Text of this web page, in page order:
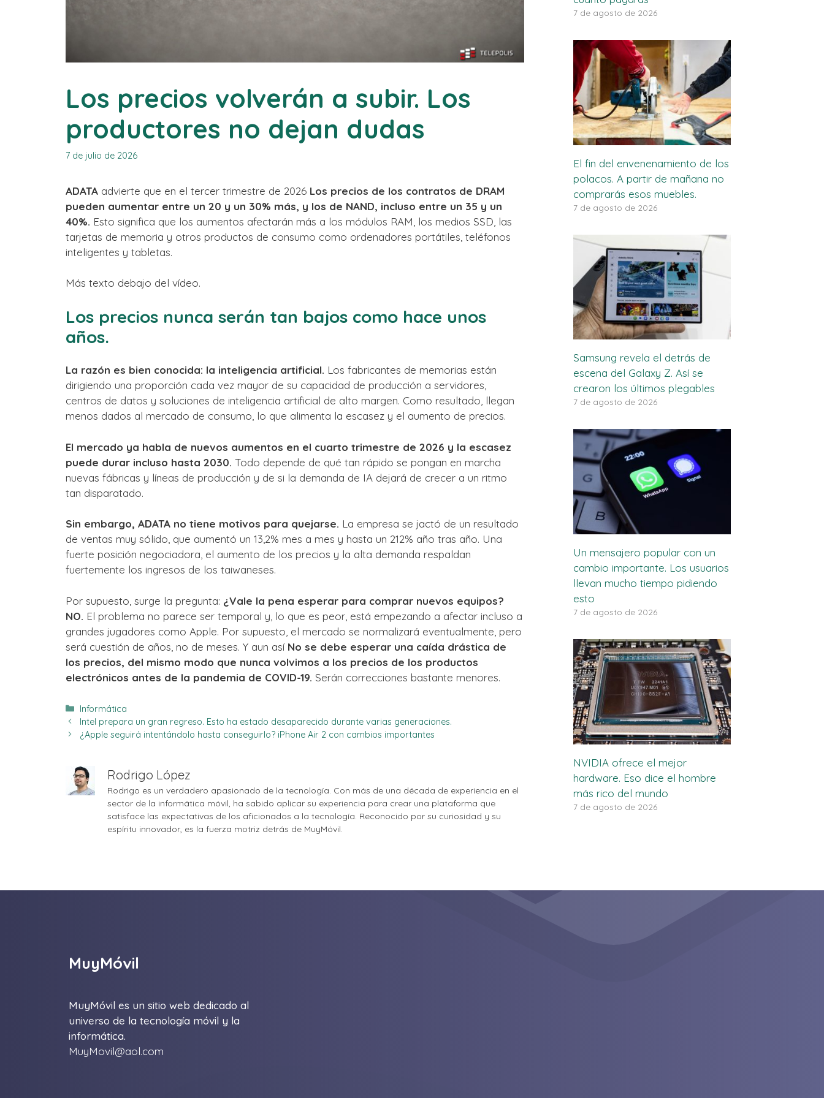
Los precios volverán a subir. Los
productores no dejan dudas
7 de julio de 2026
ADATA advierte que en el tercer trimestre de 2026 Los precios de los contratos de DRAM
pueden aumentar entre un 20 y un 30% más, y los de NAND, incluso entre un 35 y un
40%. Esto significa que los aumentos afectarán más a los módulos RAM, los medios SSD, las
tarjetas de memoria y otros productos de consumo como ordenadores portátiles, teléfonos
inteligentes y tabletas.
Más texto debajo del vídeo.
Los precios nunca serán tan bajos como hace unos
años.
La razón es bien conocida: la inteligencia artificial. Los fabricantes de memorias están
dirigiendo una proporción cada vez mayor de su capacidad de producción a servidores,
centros de datos y soluciones de inteligencia artificial de alto margen. Como resultado, llegan
menos dados al mercado de consumo, lo que alimenta la escasez y el aumento de precios.
El mercado ya habla de nuevos aumentos en el cuarto trimestre de 2026 y la escasez
puede durar incluso hasta 2030. Todo depende de qué tan rápido se pongan en marcha
nuevas fábricas y líneas de producción y de si la demanda de IA dejará de crecer a un ritmo
tan disparatado.
Sin embargo, ADATA no tiene motivos para quejarse. La empresa se jactó de un resultado
de ventas muy sólido, que aumentó un 13,2% mes a mes y hasta un 212% año tras año. Una
fuerte posición negociadora, el aumento de los precios y la alta demanda respaldan
fuertemente los ingresos de los taiwaneses.
Por supuesto, surge la pregunta: ¿Vale la pena esperar para comprar nuevos equipos?
NO. El problema no parece ser temporal y, lo que es peor, está empezando a afectar incluso a
grandes jugadores como Apple. Por supuesto, el mercado se normalizará eventualmente, pero
será cuestión de años, no de meses. Y aun así No se debe esperar una caída drástica de
los precios, del mismo modo que nunca volvimos a los precios de los productos
electrónicos antes de la pandemia de COVID-19. Serán correcciones bastante menores.
Categorías
Informática
Intel prepara un gran regreso. Esto ha estado desaparecido durante varias generaciones.
¿Apple seguirá intentándolo hasta conseguirlo? iPhone Air 2 con cambios importantes
Rodrigo López
Rodrigo es un verdadero apasionado de la tecnología. Con más de una década de experiencia en el
sector de la informática móvil, ha sabido aplicar su experiencia para crear una plataforma que
satisface las expectativas de los aficionados a la tecnología. Reconocido por su curiosidad y su
espíritu innovador, es la fuerza motriz detrás de MuyMóvil.
7 de agosto de 2026
El fin del envenenamiento de los
polacos. A partir de mañana no
comprarás esos muebles.
7 de agosto de 2026
Samsung revela el detrás de
escena del Galaxy Z. Así se
crearon los últimos plegables
7 de agosto de 2026
Un mensajero popular con un
cambio importante. Los usuarios
llevan mucho tiempo pidiendo
esto
7 de agosto de 2026
NVIDIA ofrece el mejor
hardware. Eso dice el hombre
más rico del mundo
7 de agosto de 2026
MuyMóvil
MuyMóvil es un sitio web dedicado al
universo de la tecnología móvil y la
informática.
MuyMovil@aol.com